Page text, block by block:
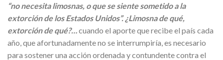
“no necesita limosnas, o que se siente sometido a la
extorción de los Estados Unidos”. ¿Limosna de qué,
extorción de qué?… cuando el aporte que recibe el país cada
año, que afortunadamente no se interrumpiría, es necesario
para sostener una acción ordenada y contundente contra el